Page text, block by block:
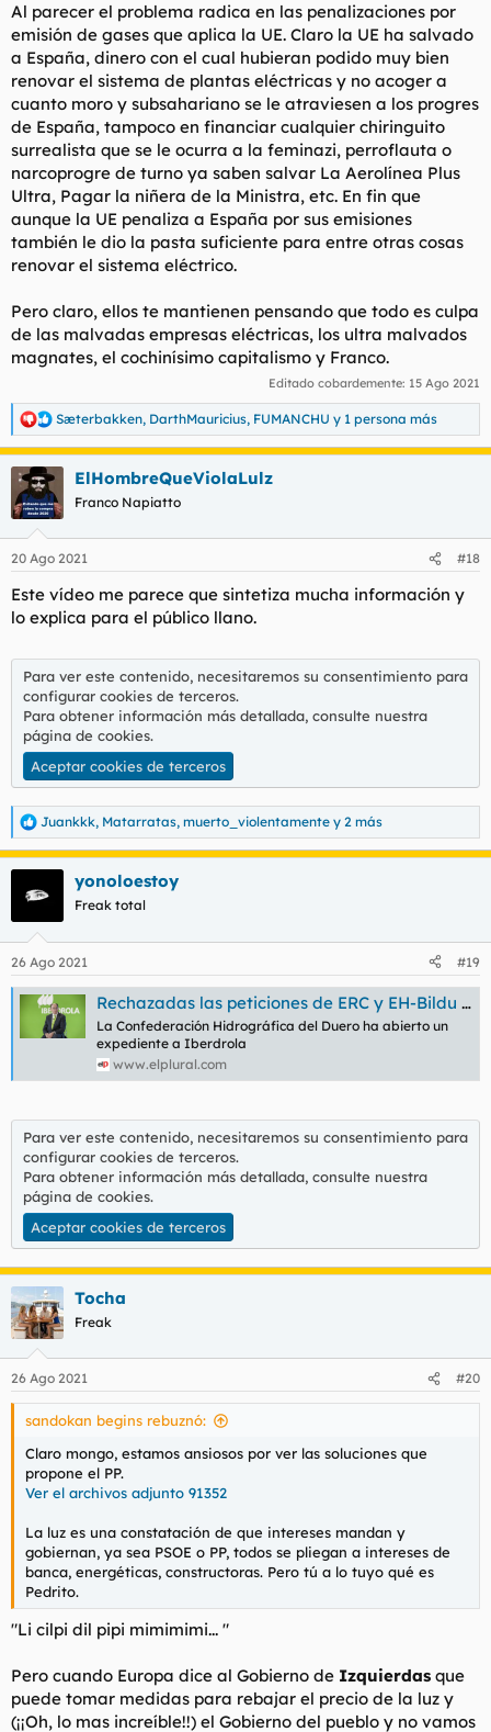
Al parecer el problema radica en las penalizaciones por
emisión de gases que aplica la UE. Claro la UE ha salvado
a España, dinero con el cual hubieran podido muy bien
renovar el sistema de plantas eléctricas y no acoger a
cuanto moro y subsahariano se le atraviesen a los progres
de España, tampoco en financiar cualquier chiringuito
surrealista que se le ocurra a la feminazi, perroflauta o
narcoprogre de turno ya saben salvar La Aerolínea Plus
Ultra, Pagar la niñera de la Ministra, etc. En fin que
aunque la UE penaliza a España por sus emisiones
también le dio la pasta suficiente para entre otras cosas
renovar el sistema eléctrico.
Pero claro, ellos te mantienen pensando que todo es culpa
de las malvadas empresas eléctricas, los ultra malvados
magnates, el cochinísimo capitalismo y Franco.
Editado cobardemente: 15 Ago 2021
R
e
a
c
c
i
e
:
Sæterbakken, DarthMauricius, FUMANCHU y 1 persona más
ElHombreQueViolaLulz
Franco Napiatto
20 Ago 2021 #18
Este vídeo me parece que sintetiza mucha información y
lo explica para el público llano.
Para ver este contenido, necesitaremos su consentimiento para
configurar cookies de terceros.
Para obtener información más detallada, consulte nuestra
página de cookies.
Aceptar cookies de terceros
R
e
e
s
Juankkk, Matarratas, muerto_violentamente y 2 más
yonoloestoy
Freak total
26 Ago 2021 #19
Rechazadas las peticiones de ERC y EH-Bildu para que el presidente de Iberdrola dé explicaciones sobre el vaciado de los embalses
La Confederación Hidrográfica del Duero ha abierto un
expediente a Iberdrola
www.elplural.com
Para ver este contenido, necesitaremos su consentimiento para
configurar cookies de terceros.
Para obtener información más detallada, consulte nuestra
página de cookies.
Aceptar cookies de terceros
Tocha
Freak
26 Ago 2021 #20
sandokan begins rebuznó:
Claro mongo, estamos ansiosos por ver las soluciones que
propone el PP.
Ver el archivos adjunto 91352
La luz es una constatación de que intereses mandan y
gobiernan, ya sea PSOE o PP, todos se pliegan a intereses de
banca, energéticas, constructoras. Pero tú a lo tuyo qué es
Pedrito.
"Li cilpi dil pipi mimimimi... "
Pero cuando Europa dice al Gobierno de Izquierdas que
puede tomar medidas para rebajar el precio de la luz y
(¡¡Oh, lo mas increíble!!) el Gobierno del pueblo y no vamos